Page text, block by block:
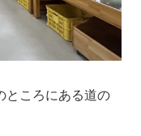
ところにある道の